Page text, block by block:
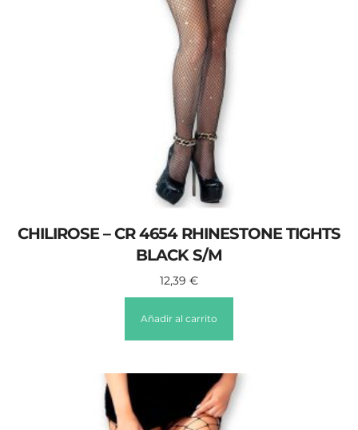
CHILIROSE – CR 4654 RHINESTONE TIGHTS
BLACK S/M
12,39 €
Añadir al carrito